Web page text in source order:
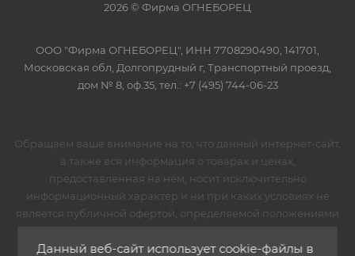
2026 © Фирма ОГНЕБОРЕЦ
ООО "Фирма ОГНЕБОРЕЦ", ИНН 7708290490, 141701,
Московская обл, Долгопрудный г, Транспортный проезд,
дом № 8, оф.35, тел.: +7 (495) 744-06-23
Обращаем ваше внимание на то, что данный интернет-сайт,
а также вся информация о товарах и ценах,
предоставленная на нём, носит исключительно
информационный характер и ни при каких условиях не
является публичной офертой, определяемой положениями
Федерации.Для получения подробной информации о
Данный веб-сайт использует cookie-файлы в